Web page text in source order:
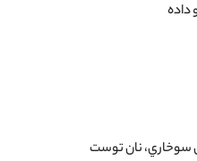
داده
سوخاري، نان توست